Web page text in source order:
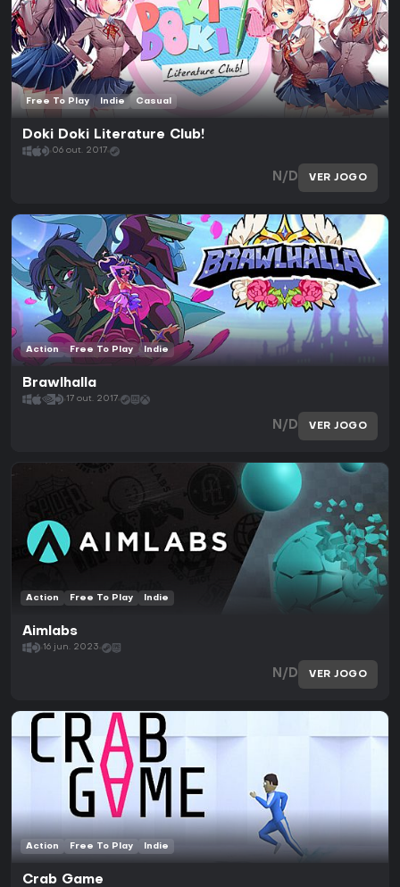
Free To Play Indie Casual
Doki Doki Literature Club!
06 out. 2017
N/D VER JOGO
Action Free To Play Indie
Brawlhalla
17 out. 2017
N/D VER JOGO
Action Free To Play Indie
Aimlabs
16 jun. 2023
N/D VER JOGO
Action Free To Play Indie
Crab Game